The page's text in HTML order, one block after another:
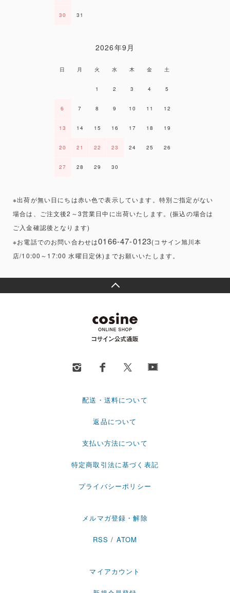
30 31
2026年9月
日 月 火 水 木 金 土
1 2 3 4 5
6 7 8 9 10 11 12
13 14 15 16 17 18 19
20 21 22 23 24 25 26
27 28 29 30
※出荷が無い日にちは赤い色で表示しています。特別ご指定がない
場合は、ご注文後2～3営業日中に出荷いたします。(振込の場合は
ご入金確認後となります)
※お電話でのお問い合わせは0166-47-0123(コサイン旭川本
店/10:00～17:00 水曜日定休)までお願いいたします。
配送・送料について
返品について
支払い方法について
特定商取引法に基づく表記
プライバシーポリシー
メルマガ登録・解除
RSS / ATOM
マイアカウント